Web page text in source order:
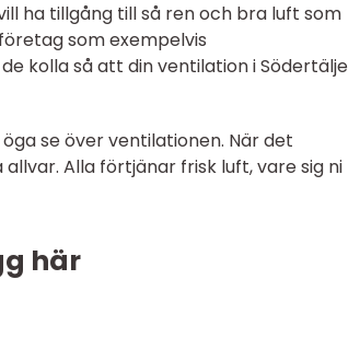
ha tillgång till så ren och bra luft som
som exempelvis
kolla så att din ventilation i Södertälje
se över ventilationen. När det
Alla förtjänar frisk luft, vare sig ni
här